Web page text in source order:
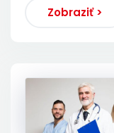
Zobraziť >